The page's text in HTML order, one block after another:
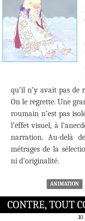
qu’il n’y avait pas de
On le regrette. Une
roumain n’est pas
l’effet visuel, à
narration. Au-delà
métrages de la
ni d’originalité.
ANIMATION
CONTRE, TOUT
10